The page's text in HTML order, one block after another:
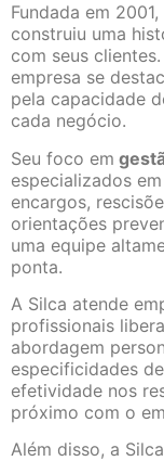
Fundada em 2001,
construiu uma
com seus
empresa se
pela capacidade
cada negócio.
Seu foco em
especializados
encargos,
orientações
uma equipe
ponta.
A Silca atende
profissionais
abordagem
especificidades
efetividade nos
próximo com o
Além disso, a